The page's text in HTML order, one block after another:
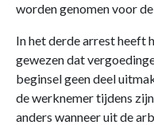
worden genomen voor
In het derde arrest heeft
gewezen dat
beginsel geen deel
de werknemer tijdens
anders wanneer uit de